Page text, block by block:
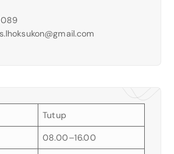
Tutup
08.00–16.00